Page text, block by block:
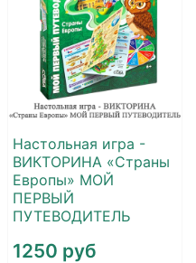
Настольная игра -
ВИКТОРИНА «Страны
Европы» МОЙ
ПЕРВЫЙ
ПУТЕВОДИТЕЛЬ
1250 руб